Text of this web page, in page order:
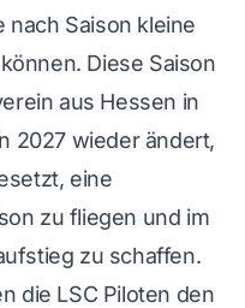
nach Saison kleine
Diese Saison
aus Hessen in
2027 wieder ändert,
eine
zu fliegen und im
zu schaffen.
die LSC Piloten den